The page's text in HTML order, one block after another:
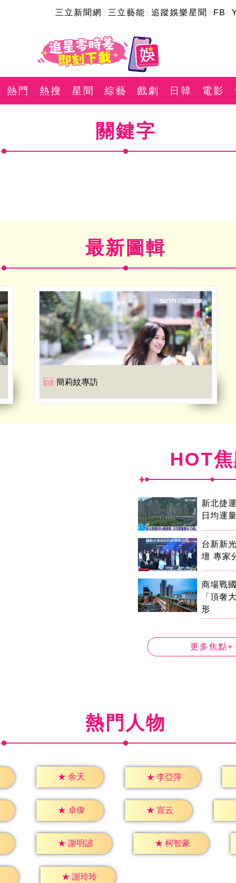
三立新聞網 三立藝能 追蹤娛樂星聞 FB
熱門 熱搜 星聞 綜藝 戲劇 日韓 電影
關鍵字
最新圖輯
簡莉紋專訪
HOT
新北捷
日均運
台新新
壇 專家
商場戰
「頂奢
形
更多焦點+
熱門人物
★ 余天 ★ 李亞萍
★ 卓偉 ★ 宣云
★ 謝明諺 ★ 柯智豪
★ 謝玲玲